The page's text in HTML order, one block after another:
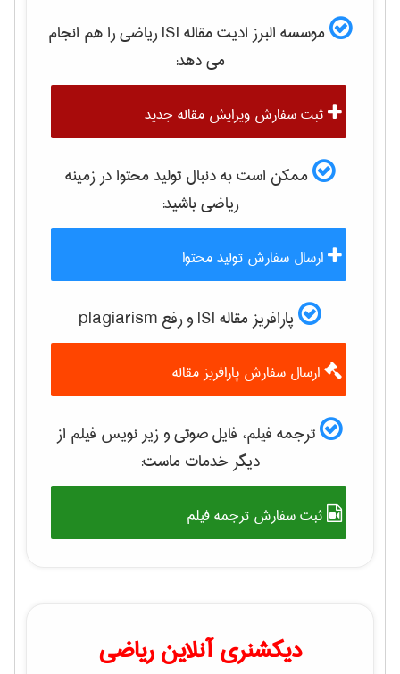
موسسه البرز ادیت مقاله ISI رياضیرا هم انجام
می دهد:
ثبت سفارش ویرایش مقاله جدید
ممکن است به دنبال تولید محتوا در زمینه
رياضیباشید:
ارسال سفارش تولید محتوا
پارافریز مقاله ISI و رفع plagiarism
ارسال سفارش پارافریز مقاله
ترجمه فیلم، فایل صوتی و زیر نویس فیلم از
دیگر خدمات ماست:
ثبت سفارش ترجمه فیلم
دیکشنری آنلاین ریاضی